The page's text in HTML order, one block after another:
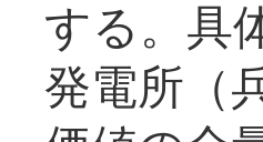
する。具
発電所（